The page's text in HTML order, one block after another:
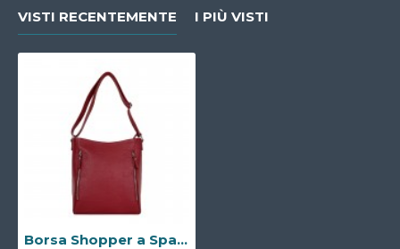
VISTI RECENTEMENTE I PIÙ VISTI
Borsa Shopper a Spalla con Tasche Laterali -Made in Italy-